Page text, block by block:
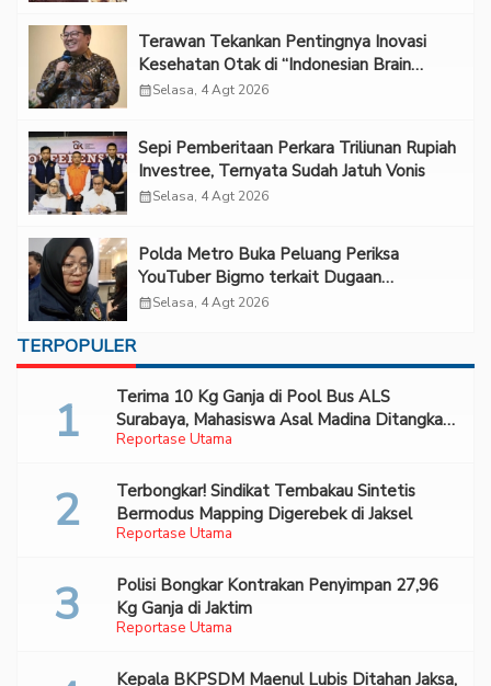
Terawan Tekankan Pentingnya Inovasi
Kesehatan Otak di “Indonesian Brain
Forum 2026 UPN Veteran Jakarta”
calendar_monthSelasa, 4 Agt 2026
Sepi Pemberitaan Perkara Triliunan Rupiah
Investree, Ternyata Sudah Jatuh Vonis
calendar_monthSelasa, 4 Agt 2026
Polda Metro Buka Peluang Periksa
YouTuber Bigmo terkait Dugaan
Eksploitasi Anak
calendar_monthSelasa, 4 Agt 2026
TERPOPULER
Reportase Utama
Terima 10 Kg Ganja di Pool Bus ALS
Surabaya, Mahasiswa Asal Madina Ditangkap
Bareskrim
Reportase Utama
Terbongkar! Sindikat Tembakau Sintetis
Bermodus Mapping Digerebek di Jaksel
Reportase Utama
Polisi Bongkar Kontrakan Penyimpan 27,96
Kg Ganja di Jaktim
Kepala BKPSDM Maenul Lubis Ditahan Jaksa,